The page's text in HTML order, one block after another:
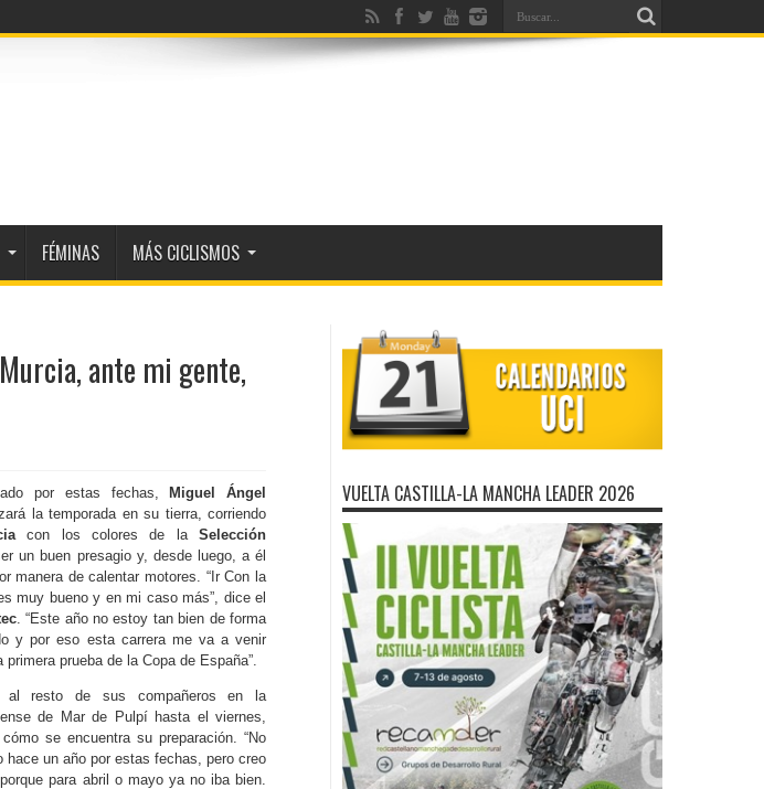
FÉMINAS MÁS CICLISMOS
ante mi gente,
por estas fechas,
Miguel Ángel
la temporada en su tierra, corriendo
con los colores de laSelección
un buen presagio y, desde luego, a él
manera de calentar motores. “Ir Con la
muy bueno y en mi caso más”, dice el
. “Este año no estoy tan bien de forma
y por eso esta carrera me va a venir
primera prueba de la Copa de España”.
al resto de sus compañeros en la
de Mar de Pulpí hasta el viernes,
se encuentra su preparación. “No
hace un año por estas fechas, pero creo
para abril o mayo ya no iba bien.
VUELTA CASTILLA-LA MANCHA LEADER 2026